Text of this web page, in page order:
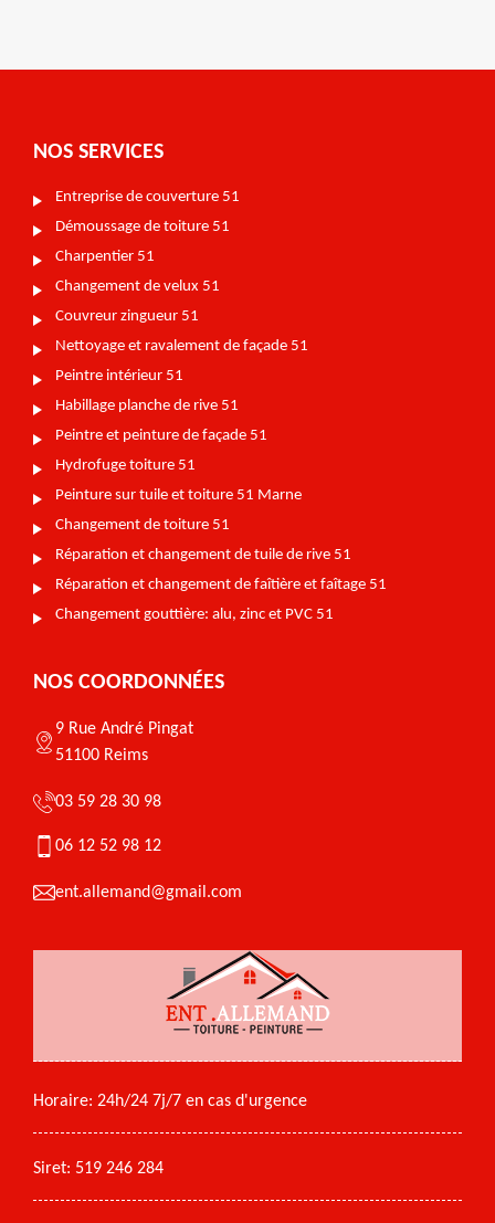
NOS SERVICES
Entreprise de couverture 51
Démoussage de toiture 51
Charpentier 51
Changement de velux 51
Couvreur zingueur 51
Nettoyage et ravalement de façade 51
Peintre intérieur 51
Habillage planche de rive 51
Peintre et peinture de façade 51
Hydrofuge toiture 51
Peinture sur tuile et toiture 51 Marne
Changement de toiture 51
Réparation et changement de tuile de rive 51
Réparation et changement de faîtière et faîtage 51
Changement gouttière: alu, zinc et PVC 51
NOS COORDONNÉES
9 Rue André Pingat
51100 Reims
03 59 28 30 98
06 12 52 98 12
ent.allemand@gmail.com
Horaire: 24h/24 7j/7 en cas d'urgence
Siret: 519 246 284